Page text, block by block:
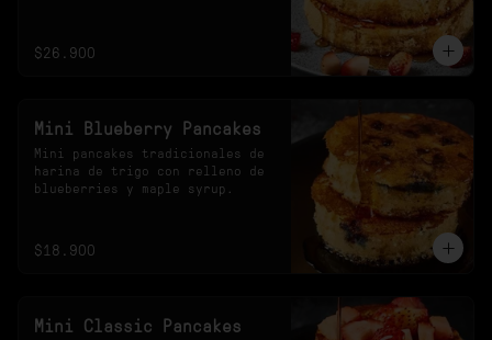
$26.900
Mini Blueberry Pancakes
Mini pancakes tradicionales de
harina de trigo con relleno de
blueberries y maple syrup.
$18.900
Mini Classic Pancakes